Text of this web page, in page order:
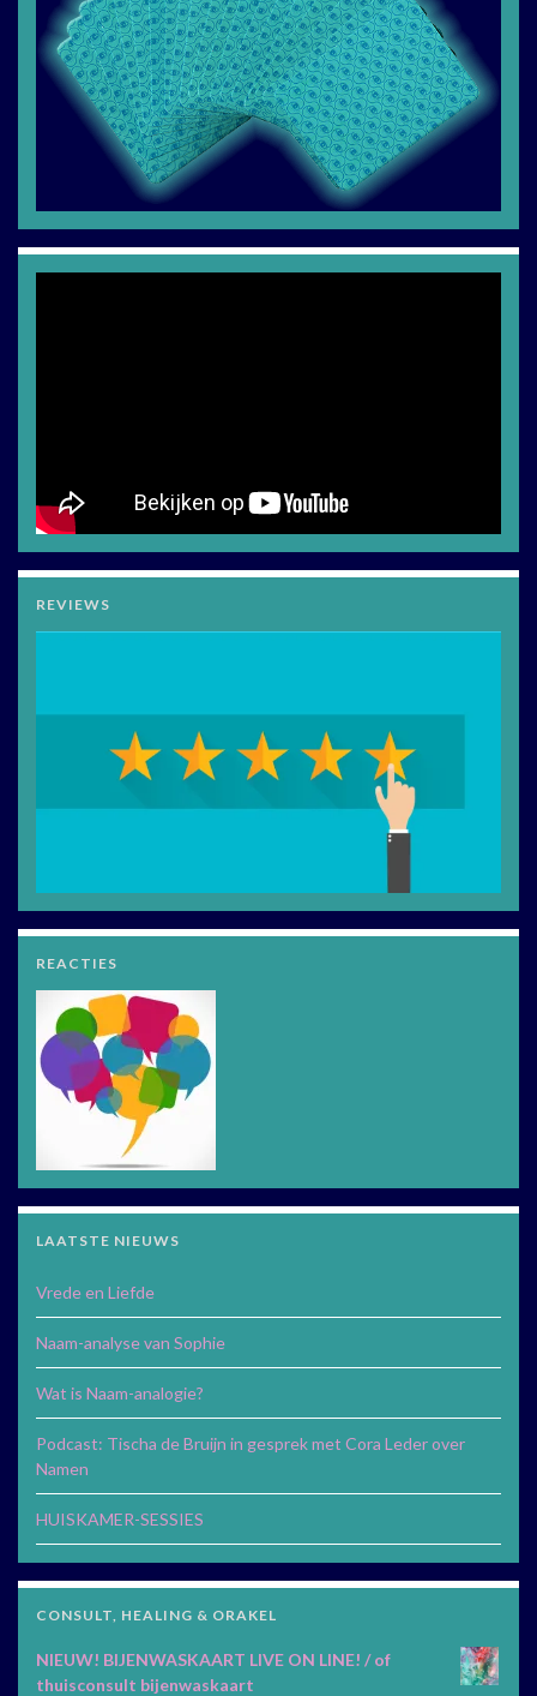
REVIEWS
REACTIES
LAATSTE NIEUWS
Vrede en Liefde
Naam-analyse van Sophie
Wat is Naam-analogie?
Podcast: Tischa de Bruijn in gesprek met Cora Leder over
Namen
HUISKAMER-SESSIES
CONSULT, HEALING & ORAKEL
NIEUW! BIJENWASKAART LIVE ON LINE! / of
thuisconsult bijenwaskaart